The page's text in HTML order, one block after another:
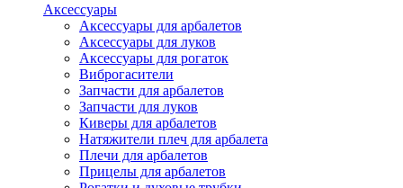
Аксессуары
Аксессуары для арбалетов
Аксессуары для луков
Аксессуары для рогаток
Виброгасители
Запчасти для арбалетов
Запчасти для луков
Киверы для арбалетов
Натяжители плеч для арбалета
Плечи для арбалетов
Прицелы для арбалетов